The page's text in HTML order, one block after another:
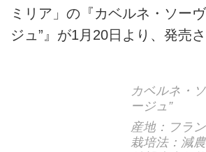
ミリア」の『カベルネ・ソー
ジュ”』が1月20日より、発売さ
カベルネ・
ージュ”
産地：フラ
栽培法：減